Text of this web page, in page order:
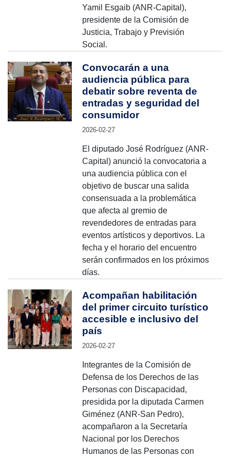
Yamil Esgaib (ANR-Capital),
presidente de la Comisión de
Justicia, Trabajo y Previsión
Social.
Convocarán a una
audiencia pública para
debatir sobre reventa de
entradas y seguridad del
consumidor
2026-02-27
El diputado José Rodríguez (ANR-
Capital) anunció la convocatoria a
una audiencia pública con el
objetivo de buscar una salida
consensuada a la problemática
que afecta al gremio de
revendedores de entradas para
eventos artísticos y deportivos. La
fecha y el horario del encuentro
serán confirmados en los próximos
días.
Acompañan habilitación
del primer circuito turístico
accesible e inclusivo del
país
2026-02-27
Integrantes de la Comisión de
Defensa de los Derechos de las
Personas con Discapacidad,
presidida por la diputada Carmen
Giménez (ANR-San Pedro),
acompañaron a la Secretaría
Nacional por los Derechos
Humanos de las Personas con